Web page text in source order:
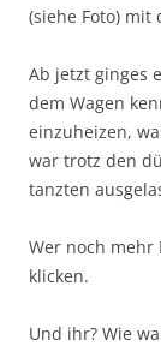
(siehe Foto) mit
Ab jetzt ginges
dem Wagen
einzuheizen,
war trotz den
tanzten
Wer noch mehr
klicken.
Und ihr? Wie